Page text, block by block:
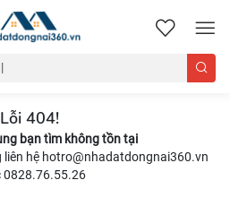
nhadatdongnai360.vn
Lỗi 404!
bạn tìm không tồn tại
liên hệ hotro@nhadatdongnai360.vn
0828.76.55.26